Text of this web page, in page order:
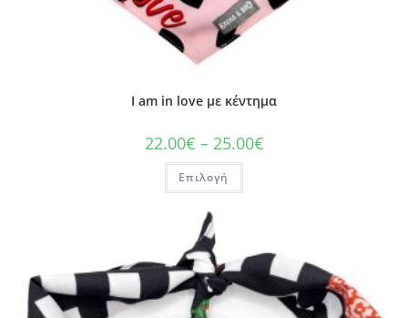
I am in love με κέντημα
22.00€ – 25.00€
Επιλογή